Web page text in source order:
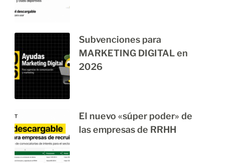
Subvenciones para
MARKETING DIGITAL en
2026
El nuevo «súper poder» de
las empresas de RRHH